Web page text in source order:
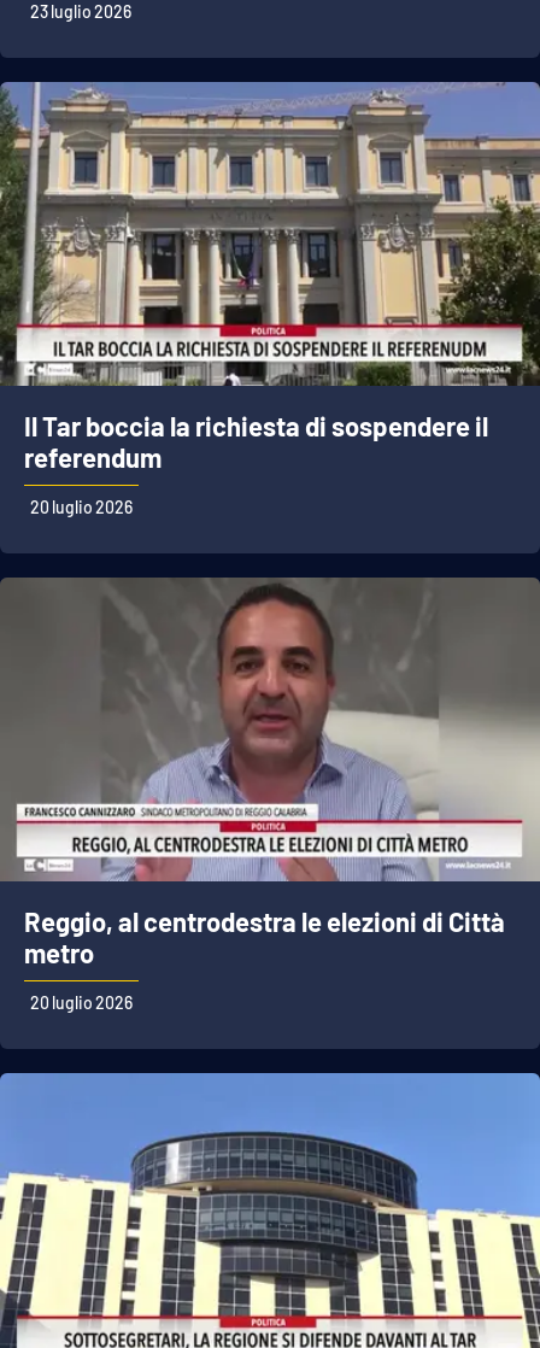
23 luglio 2026
Il Tar boccia la richiesta di sospendere il
referendum
20 luglio 2026
Reggio, al centrodestra le elezioni di Città
metro
20 luglio 2026